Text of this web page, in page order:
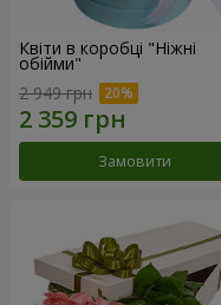
Квіти в коробці "Ніжні
обійми"
2 949 грн
Замовити